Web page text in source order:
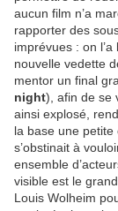
aucun film n’a
rapporter des
imprévues : on
nouvelle vedette
mentor un final
night), afin de se
ainsi explosé,
la base une
s’obstinait à
ensemble
visible est le
Louis Wolheim